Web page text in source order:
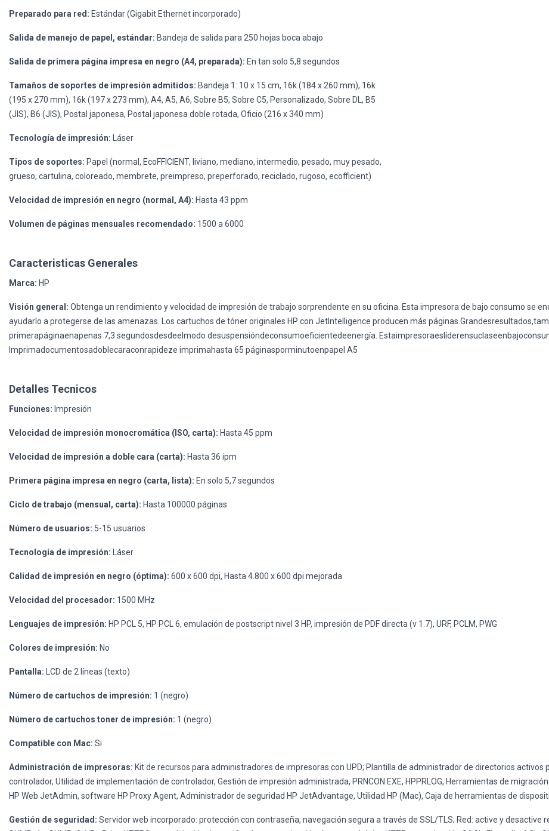
Preparado para red: Estándar (Gigabit Ethernet incorporado)
Salida de manejo de papel, estándar: Bandeja de salida para 250 hojas boca abajo
Salida de primera página impresa en negro (A4, preparada): En tan solo 5,8 segundos
Tamaños de soportes de impresión admitidos: Bandeja 1: 10 x 15 cm, 16k (184 x 260 mm), 16k
(195 x 270 mm), 16k (197 x 273 mm), A4, A5, A6, Sobre B5, Sobre C5, Personalizado, Sobre DL, B5
(JIS), B6 (JIS), Postal japonesa, Postal japonesa doble rotada, Oficio (216 x 340 mm)
Tecnología de impresión: Láser
Tipos de soportes: Papel (normal, EcoFFICIENT, liviano, mediano, intermedio, pesado, muy pesado,
grueso, cartulina, coloreado, membrete, preimpreso, preperforado, reciclado, rugoso, ecofficient)
Velocidad de impresión en negro (normal, A4): Hasta 43 ppm
Volumen de páginas mensuales recomendado: 1500 a 6000
Caracteristicas Generales
Marca: HP
Visión general: Obtenga un rendimiento y velocidad de impresión de trabajo sorprendente en su oficina. Esta impresora de bajo consumo se
ayudarlo a protegerse de las amenazas. Los cartuchos de tóner originales HP con JetIntelligence producen más
primerapáginaenapenas 7,3 segundosdesdeelmodo desuspensióndeconsumoeficientedeenergía.
Imprimadocumentosadoblecaraconrapideze imprimahasta 65 páginasporminutoenpapel A5
Detalles Tecnicos
Funciones: Impresión
Velocidad de impresión monocromática (ISO, carta): Hasta 45 ppm
Velocidad de impresión a doble cara (carta): Hasta 36 ipm
Primera página impresa en negro (carta, lista): En solo 5,7 segundos
Ciclo de trabajo (mensual, carta): Hasta 100000 páginas
Número de usuarios: 5-15 usuarios
Tecnología de impresión: Láser
Calidad de impresión en negro (óptima): 600 x 600 dpi, Hasta 4.800 x 600 dpi mejorada
Velocidad del procesador: 1500 MHz
Lenguajes de impresión: HP PCL 5, HP PCL 6, emulación de postscript nivel 3 HP, impresión de PDF directa (v 1.7), URF, PCLM, PWG
Colores de impresión: No
Pantalla: LCD de 2 líneas (texto)
Número de cartuchos de impresión: 1 (negro)
Número de cartuchos toner de impresión: 1 (negro)
Compatible con Mac: Si
Administración de impresoras: Kit de recursos para administradores de impresoras con UPD; Plantilla de administrador de directorios activos
controlador, Utilidad de implementación de controlador, Gestión de impresión administrada, PRNCON.EXE, HPPRLOG, Herramientas de
HP Web JetAdmin, software HP Proxy Agent, Administrador de seguridad HP JetAdvantage, Utilidad HP (Mac), Caja de herramientas de
Gestión de seguridad: Servidor web incorporado: protección con contraseña, navegación segura a través de SSL/TLS; Red: active y